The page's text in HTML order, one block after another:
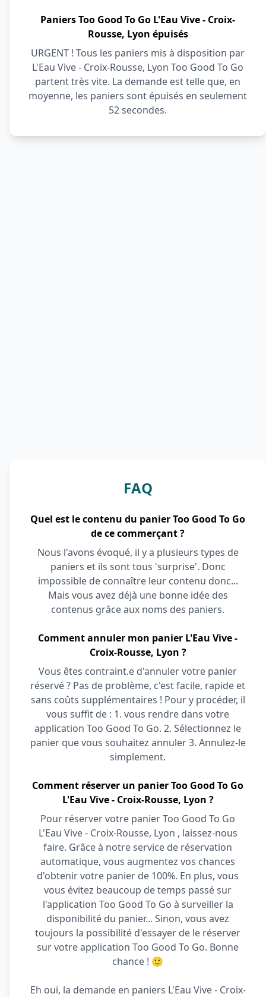
Paniers Too Good To Go L'Eau Vive - Croix-
Rousse, Lyon épuisés
URGENT ! Tous les paniers mis à disposition par
L'Eau Vive - Croix-Rousse, Lyon Too Good To Go
partent très vite. La demande est telle que, en
moyenne, les paniers sont épuisés en seulement
52 secondes.
FAQ
Quel est le contenu du panier Too Good To Go
de ce commerçant ?
Nous l'avons évoqué, il y a plusieurs types de
paniers et ils sont tous 'surprise'. Donc
impossible de connaître leur contenu donc...
Mais vous avez déjà une bonne idée des
contenus grâce aux noms des paniers.
Comment annuler mon panier L'Eau Vive -
Croix-Rousse, Lyon ?
Vous êtes contraint.e d'annuler votre panier
réservé ? Pas de problème, c'est facile, rapide et
sans coûts supplémentaires ! Pour y procéder, il
vous suffit de : 1. vous rendre dans votre
application Too Good To Go. 2. Sélectionnez le
panier que vous souhaitez annuler 3. Annulez-le
simplement.
Comment réserver un panier Too Good To Go
L'Eau Vive - Croix-Rousse, Lyon ?
Pour réserver votre panier Too Good To Go
L'Eau Vive - Croix-Rousse, Lyon , laissez-nous
faire. Grâce à notre service de réservation
automatique, vous augmentez vos chances
d'obtenir votre panier de 100%. En plus, vous
vous évitez beaucoup de temps passé sur
l'application Too Good To Go à surveiller la
disponibilité du panier... Sinon, vous avez
toujours la possibilité d'essayer de le réserver
sur votre application Too Good To Go. Bonne
chance ! 🙂
Eh oui, la demande en paniers L'Eau Vive - Croix-